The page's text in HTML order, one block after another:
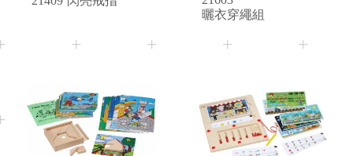
曬衣穿繩組
Age
3+ Age
2+